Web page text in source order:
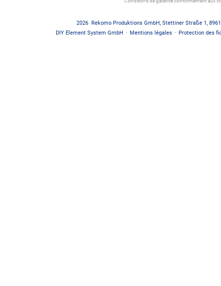
2026 Rekomo Produktions GmbH, Stettiner Straße 1,
DIY Element System GmbH · Mentions légales · Protection des